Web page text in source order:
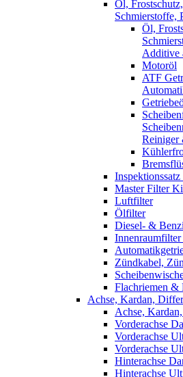
Öl,
Schmierstoffe,
Öl,
Additive
Motoröl
ATF
Reiniger
Master Filter
Luftfilter
Ölfilter
Diesel- &
Zündkabel,
Flachriemen &
Achse, Kardan,
Achse,
Vorderachse
Vorderachse
Vorderachse
Hinterachse
Hinterachse